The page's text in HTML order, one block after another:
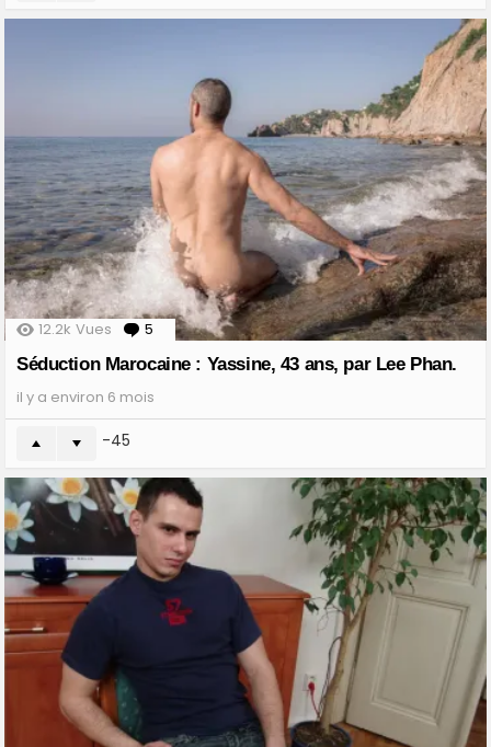
12.2k Vues 5
Comments
Séduction Marocaine : Yassine, 43 ans, par Lee Phan.
il y a environ 6 mois
-45